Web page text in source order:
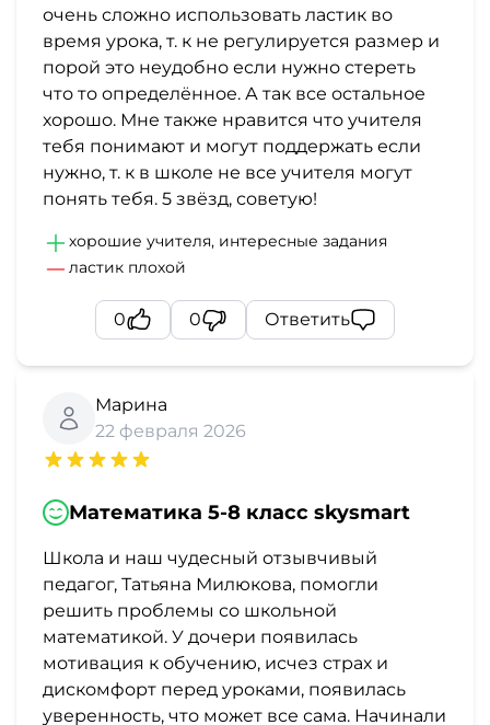
очень сложно использовать ластик во
время урока, т. к не регулируется размер и
порой это неудобно если нужно стереть
что то определённое. А так все остальное
хорошо. Мне также нравится что учителя
тебя понимают и могут поддержать если
нужно, т. к в школе не все учителя могут
понять тебя. 5 звёзд, советую!
хорошие учителя, интересные задания
ластик плохой
0 0 Ответить
Марина
22 февраля 2026
Математика 5-8 класс skysmart
Школа и наш чудесный отзывчивый
педагог, Татьяна Милюкова, помогли
решить проблемы со школьной
математикой. У дочери появилась
мотивация к обучению, исчез страх и
дискомфорт перед уроками, появилась
уверенность, что может все сама. Начинали